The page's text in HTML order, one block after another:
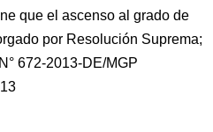
que el ascenso al grado de
por Resolución Suprema;
672-2013-DE/MGP